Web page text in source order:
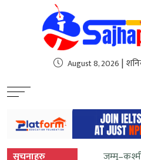
sweet bonanza
August 8, 2026 |
सुचनाहरु